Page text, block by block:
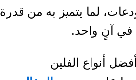
لما يتميز به من قدرة
في آنٍ واحد.
أنواع الفلين